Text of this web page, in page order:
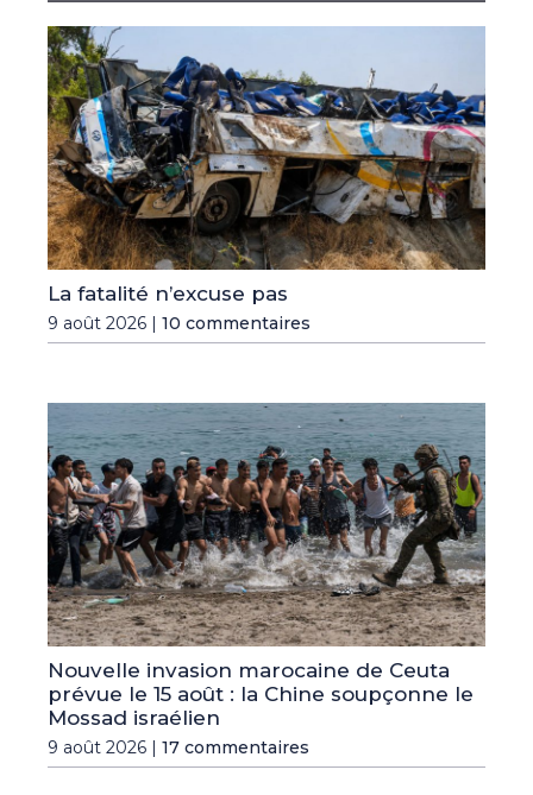
La fatalité n’excuse pas
9 août 2026 | 10 commentaires
Nouvelle invasion marocaine de Ceuta
prévue le 15 août : la Chine soupçonne le
Mossad israélien
9 août 2026 | 17 commentaires